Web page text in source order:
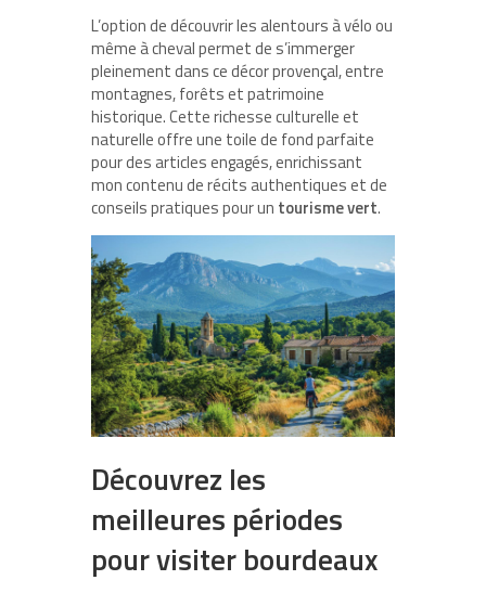
L’option de découvrir les alentours à vélo ou
même à cheval permet de s’immerger
pleinement dans ce décor provençal, entre
montagnes, forêts et patrimoine
historique. Cette richesse culturelle et
naturelle offre une toile de fond parfaite
pour des articles engagés, enrichissant
mon contenu de récits authentiques et de
conseils pratiques pour un tourisme vert.
Découvrez les
meilleures périodes
pour visiter bourdeaux